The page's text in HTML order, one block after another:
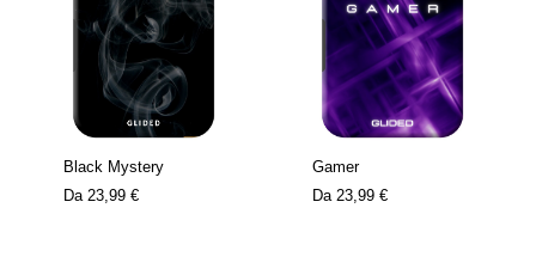
Black Mystery
Da 23,99 €
Gamer
Da 23,99 €